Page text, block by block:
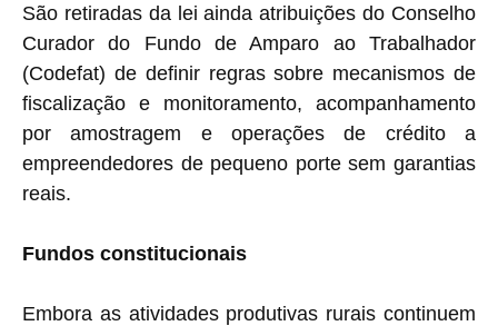
São retiradas da lei ainda atribuições do Conselho
Curador do Fundo de Amparo ao Trabalhador
(Codefat) de definir regras sobre mecanismos de
fiscalização e monitoramento, acompanhamento
por amostragem e operações de crédito a
empreendedores de pequeno porte sem garantias
reais.
Fundos constitucionais
Embora as atividades produtivas rurais continuem